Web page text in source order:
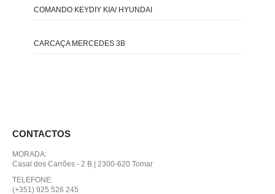
COMANDO KEYDIY KIA/ HYUNDAI
CARCAÇA MERCEDES 3B
CONTACTOS
MORADA:
Casal dos Carrões - 2 B | 2300-620 Tomar
TELEFONE:
(+351) 925 526 245